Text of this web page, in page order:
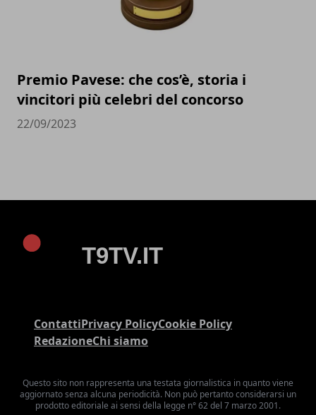
Premio Pavese: che cos’è, storia i
vincitori più celebri del concorso
22/09/2023
ContattiPrivacy PolicyCookie Policy
RedazioneChi siamo
Questo sito non rappresenta una testata giornalistica in quanto viene
aggiornato senza alcuna periodicità. Non può pertanto considerarsi un
prodotto editoriale ai sensi della legge n° 62 del 7 marzo 2001.